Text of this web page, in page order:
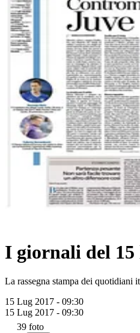
I giornali del
La rassegna stampa dei quotidiani
15 Lug 2017 - 09:30
15 Lug 2017 - 09:30
39 foto